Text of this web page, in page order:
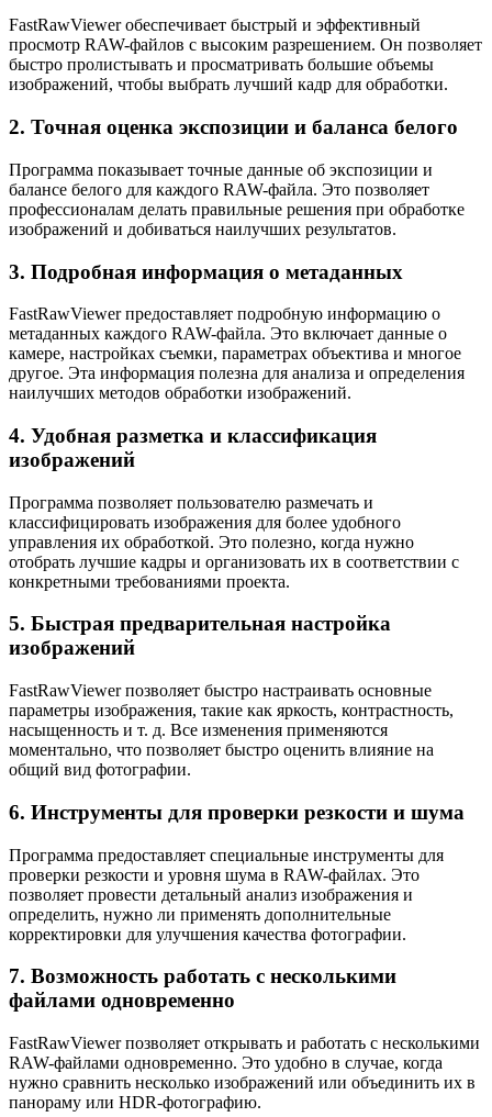
FastRawViewer обеспечивает быстрый и эффективный
просмотр RAW-файлов с высоким разрешением. Он позволяет
быстро пролистывать и просматривать большие объемы
изображений, чтобы выбрать лучший кадр для обработки.
2. Точная оценка экспозиции и баланса белого
Программа показывает точные данные об экспозиции и
балансе белого для каждого RAW-файла. Это позволяет
профессионалам делать правильные решения при обработке
изображений и добиваться наилучших результатов.
3. Подробная информация о метаданных
FastRawViewer предоставляет подробную информацию о
метаданных каждого RAW-файла. Это включает данные о
камере, настройках съемки, параметрах объектива и многое
другое. Эта информация полезна для анализа и определения
наилучших методов обработки изображений.
4. Удобная разметка и классификация
изображений
Программа позволяет пользователю размечать и
классифицировать изображения для более удобного
управления их обработкой. Это полезно, когда нужно
отобрать лучшие кадры и организовать их в соответствии с
конкретными требованиями проекта.
5. Быстрая предварительная настройка
изображений
FastRawViewer позволяет быстро настраивать основные
параметры изображения, такие как яркость, контрастность,
насыщенность и т. д. Все изменения применяются
моментально, что позволяет быстро оценить влияние на
общий вид фотографии.
6. Инструменты для проверки резкости и шума
Программа предоставляет специальные инструменты для
проверки резкости и уровня шума в RAW-файлах. Это
позволяет провести детальный анализ изображения и
определить, нужно ли применять дополнительные
корректировки для улучшения качества фотографии.
7. Возможность работать с несколькими
файлами одновременно
FastRawViewer позволяет открывать и работать с несколькими
RAW-файлами одновременно. Это удобно в случае, когда
нужно сравнить несколько изображений или объединить их в
панораму или HDR-фотографию.